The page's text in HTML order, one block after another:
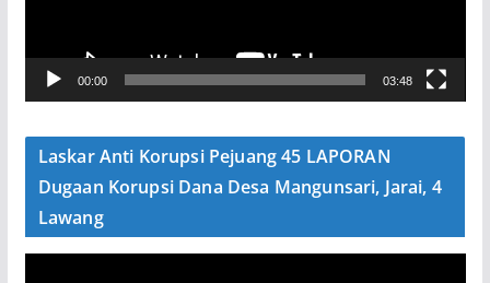
V
e
00:00 03:48
Laskar Anti Korupsi Pejuang 45 LAPORAN
Dugaan Korupsi Dana Desa Mangunsari, Jarai, 4
Lawang